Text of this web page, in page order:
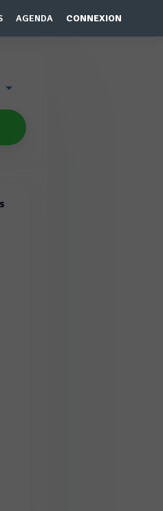
AGENDA CONNEXION